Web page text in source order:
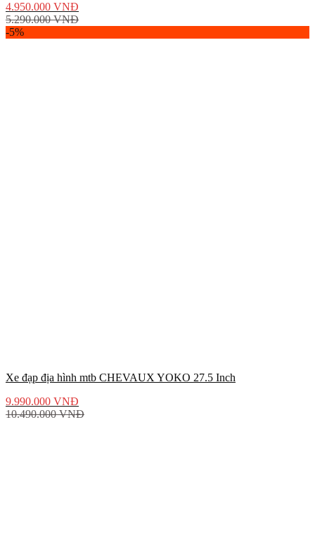
4.950.000 VNĐ
5.290.000VNĐ
-5%
Xe đạp địa hình mtb CHEVAUX YOKO 27.5 Inch
9.990.000 VNĐ
10.490.000VNĐ